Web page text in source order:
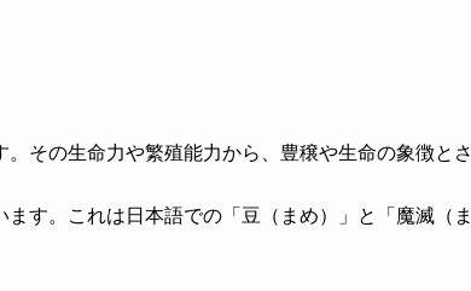
その生命力や繁殖能力から、豊穣や生命の象徴とさ
す。これは日本語での「豆（まめ）」と「魔滅（ま